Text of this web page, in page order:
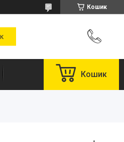
Кошик
Кошик